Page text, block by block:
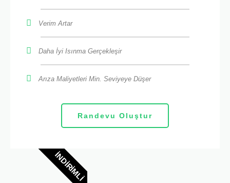
Verim Artar
Daha İyi Isınma Gerçekleşir
Arıza Maliyetleri Min. Seviyeye Düşer
Randevu Oluştur
İNDIRIMLI